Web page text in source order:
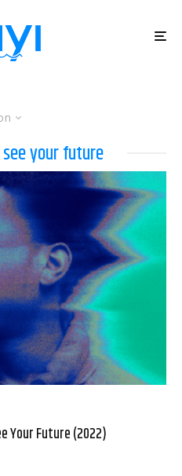
your future
Your Future (2022)